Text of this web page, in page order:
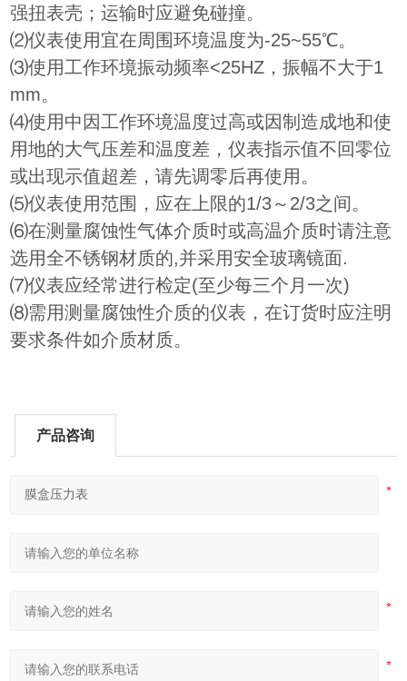
强扭表壳；运输时应避免碰撞。
⑵仪表使用宜在周围环境温度为-25~55℃。
⑶使用工作环境振动频率<25HZ，振幅不大于1
mm。
⑷使用中因工作环境温度过高或因制造成地和使
用地的大气压差和温度差，仪表指示值不回零位
或出现示值超差，请先调零后再使用。
⑸仪表使用范围，应在上限的1/3～2/3之间。
⑹在测量腐蚀性气体介质时或高温介质时请注意
选用全不锈钢材质的,并采用安全玻璃镜面.
⑺仪表应经常进行检定(至少每三个月一次)
⑻需用测量腐蚀性介质的仪表，在订货时应注明
要求条件如介质材质。
产品咨询